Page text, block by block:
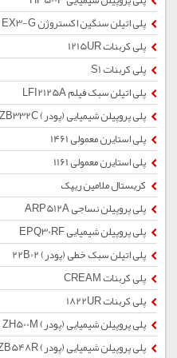
پلی اتیلن سنگین اکستروژن EX3-G
پلی کربنات 1215UR
پلی کربنات S1
پلی اتیلن سبک فیلم LFI2125A
پلی پروپیلن شیمیایی (پودر) ZB332C
پلی استایرن معمولی 1461
پلی استایرن معمولی 1161
کریستال ملامین ریپک
پلی پروپیلن نساجی ARP512A
پلی پروپیلن شیمیایی EPQ30RF
پلی اتیلن سبک خطی (پودر) 22B02
پلی کربنات CREAM
پلی کربنات 1822UR
پلی پروپیلن شیمیایی (پودر) ZH500M
پلی پروپیلن شیمیایی (پودر) ZB548R